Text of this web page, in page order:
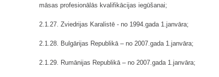
māsas profesionālās kvalifikācijas iegūšanai;
2.1.27. Zviedrijas Karalistē - no 1994.gada 1.janvāra;
2.1.28. Bulgārijas Republikā – no 2007.gada 1.janvāra;
2.1.29. Rumānijas Republikā – no 2007.gada 1.janvāra;